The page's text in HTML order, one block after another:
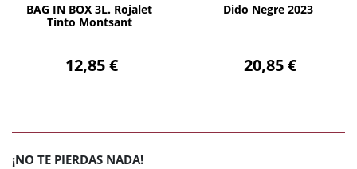
BAG IN BOX 3L. Rojalet
Tinto Montsant
12,85 €
Dido Negre 2023
20,85 €
¡NO TE PIERDAS NADA!